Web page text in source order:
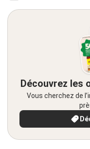
Découvrez les
Vous cherchez de